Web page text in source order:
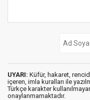
UYARI: Küfür, hakaret,
içeren, imla kuralları ile
Türkçe karakter
onaylanmamaktadır.